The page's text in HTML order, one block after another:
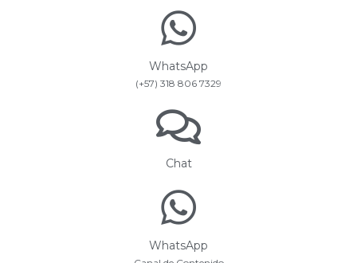
WhatsApp
(+57) 318 806 7329
Chat
WhatsApp